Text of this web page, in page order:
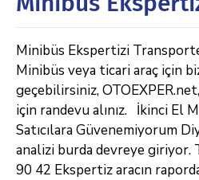
Minibüs Ekspertizi
Minibüs veya ticari araç için
geçebilirsiniz,
için randevu alınız. İkinci El
Satıcılara Güvenemiyorum
analizi burda devreye giriyor.
90 42 Ekspertiz aracın